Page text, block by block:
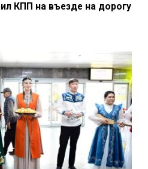
КПП на въезде на дорогу